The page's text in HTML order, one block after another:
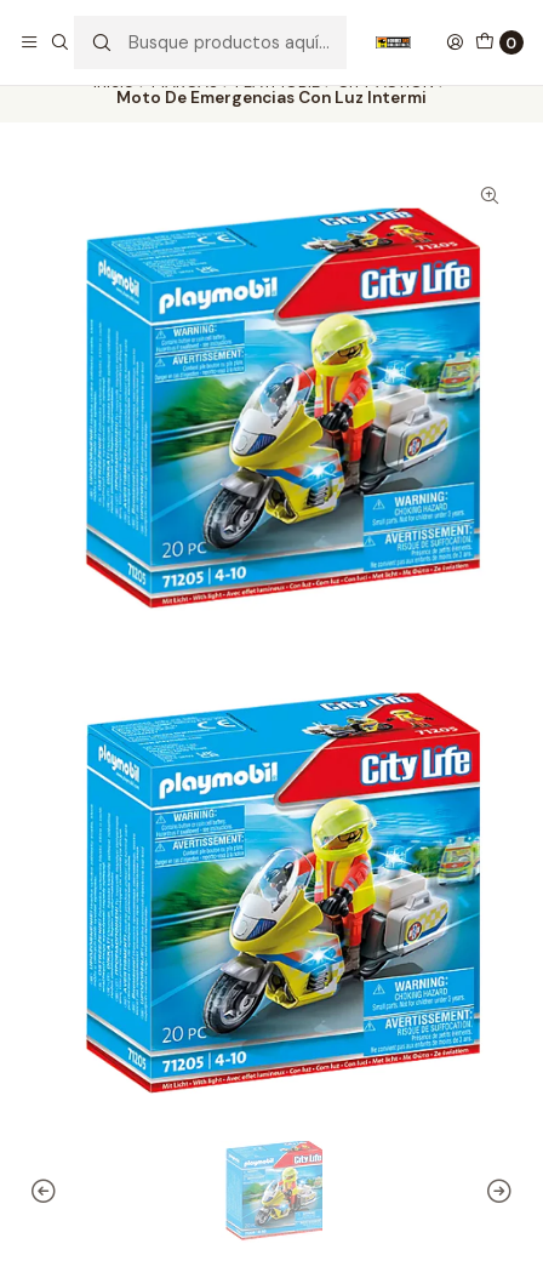
0
Inicio MARCAS PLAYMOBIL CITY ACTION
Moto De Emergencias Con Luz Intermi